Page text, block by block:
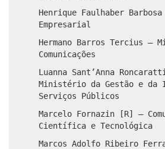
Henrique Faulhaber
Empresarial
Hermano Barros Tercius –
Comunicações
Luanna Sant’Anna
Ministério da Gestão e da
Serviços Públicos
Marcelo Fornazin [R] –
Científica e Tecnológica
Marcos Adolfo Ribeiro